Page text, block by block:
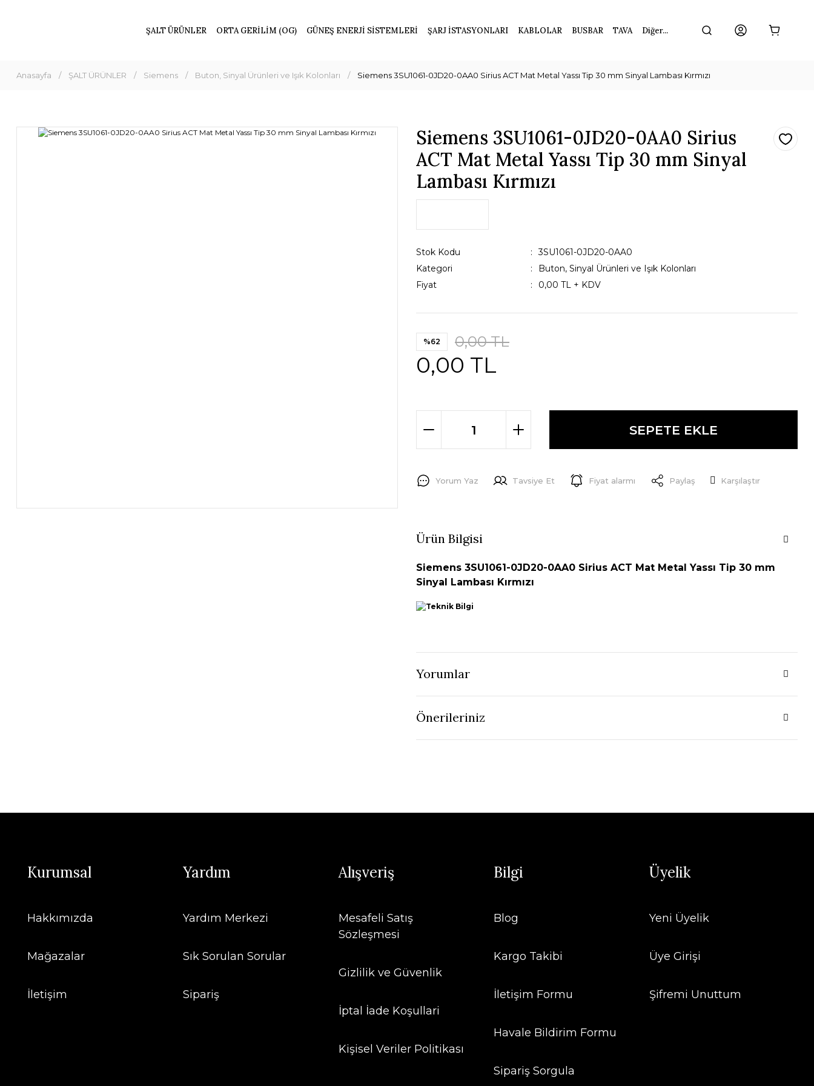
ŞALT ÜRÜNLER ORTA GERİLİM (OG) GÜNEŞ ENERJİ SİSTEMLERİ ŞARJ İSTASYONLARI KABLOLAR BUSBAR TAVA Diğer...
Anasayfa ŞALT ÜRÜNLER Siemens Buton, Sinyal Ürünleri ve Işık Kolonları Siemens 3SU1061-0JD20-0AA0 Sirius ACT Mat Metal Yassı Tip 30 mm Sinyal Lambası Kırmızı
Siemens 3SU1061-0JD20-0AA0 Sirius
ACT Mat Metal Yassı Tip 30 mm Sinyal
Lambası Kırmızı
Stok Kodu
3SU1061-0JD20-0AA0
Kategori
Buton, Sinyal Ürünleri ve Işık Kolonları
Fiyat
0,00 TL + KDV
%62 0,00 TL
0,00 TL
SEPETE EKLE
Yorum Yaz Tavsiye Et Fiyat alarmı Paylaş Karşılaştır
Ürün Bilgisi
Siemens 3SU1061-0JD20-0AA0 Sirius ACT Mat Metal Yassı Tip 30 mm
Sinyal Lambası Kırmızı
Yorumlar
Önerileriniz
Kurumsal
Hakkımızda
Mağazalar
İletişim
Yardım
Yardım Merkezi
Sık Sorulan Sorular
Sipariş
Alışveriş
Mesafeli Satış
Sözleşmesi
Gizlilik ve Güvenlik
İptal İade Koşullari
Kişisel Veriler Politikası
Bilgi
Blog
Kargo Takibi
İletişim Formu
Havale Bildirim Formu
Sipariş Sorgula
Üyelik
Yeni Üyelik
Üye Girişi
Şifremi Unuttum